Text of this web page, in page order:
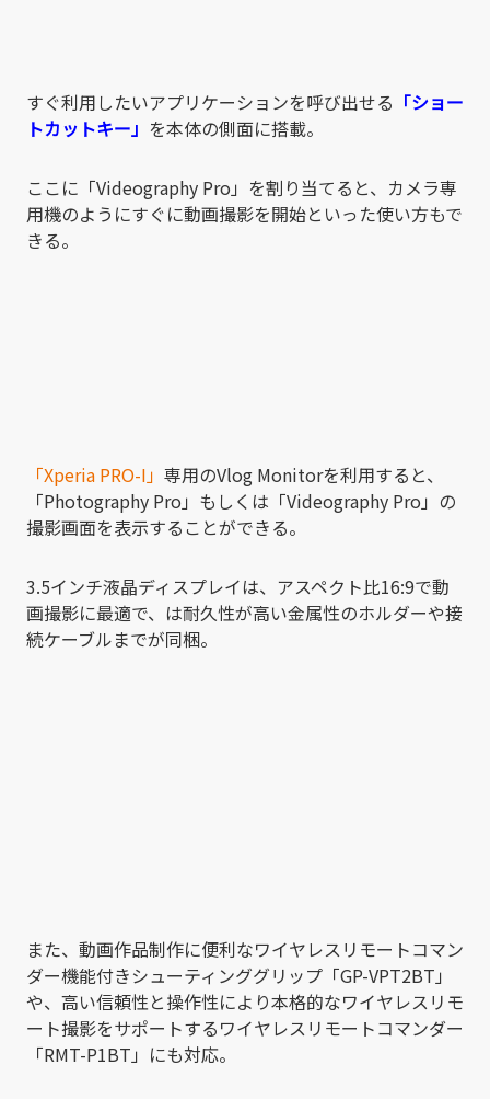
すぐ利用したいアプリケーションを呼び出せる 「ショー
トカットキー」 を本体の側面に搭載。
ここに「Videography Pro」を割り当てると、カメラ専
用機のようにすぐに動画撮影を開始といった使い方もで
きる。
「Xperia PRO-I」 専用のVlog Monitorを利用すると、
「Photography Pro」もしくは「Videography Pro」の
撮影画面を表示することができる。
3.5インチ液晶ディスプレイは、アスペクト比16:9で動
画撮影に最適で、は耐久性が高い金属性のホルダーや接
続ケーブルまでが同梱。
また、動画作品制作に便利なワイヤレスリモートコマン
ダー機能付きシューティンググリップ「GP-VPT2BT」
や、高い信頼性と操作性により本格的なワイヤレスリモ
ート撮影をサポートするワイヤレスリモートコマンダー
「RMT-P1BT」にも対応。